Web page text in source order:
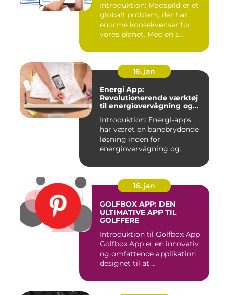
Introduktion: Madspild er et
globalt problem, der har
enorme konsekvenser for
vores planet. Med en s...
16. jan
Energi App:
Revolutionerende værktøj
til energiovervågning og
Introduktion: Energi-apps
har været en banebrydende
løsning inden for
energiovervågning og
16. jan
GOLFBOX APP: DEN
ULTIMATIVE APP TIL
GOLFFERE
Introduktion til Golfbox App
Golfbox App er en innovativ
og omfattende applikation
designet til at ...